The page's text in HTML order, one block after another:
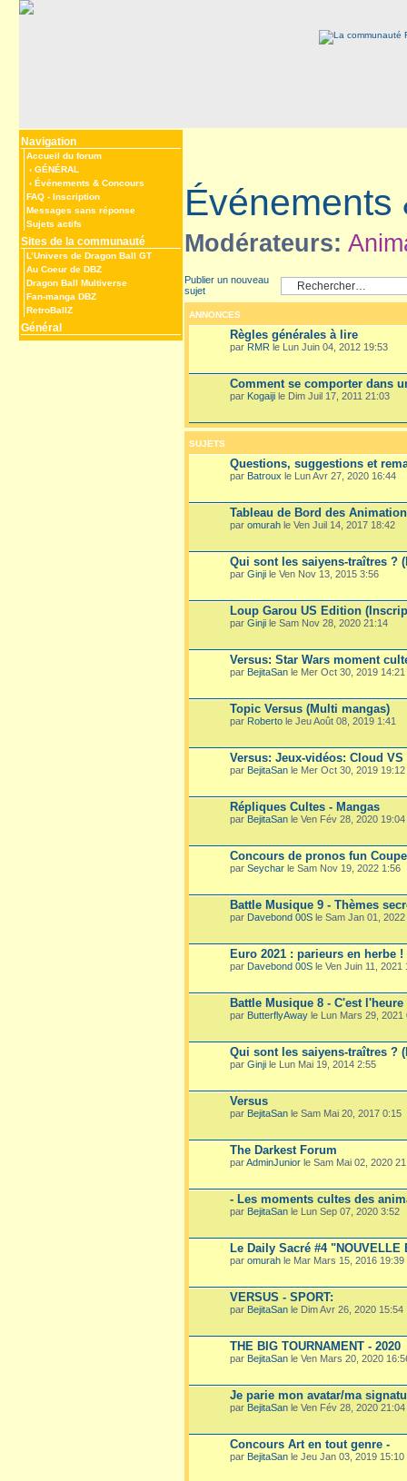
Navigation
Accueil du forum
‹ GÉNÉRAL
‹ Événements & Concours
FAQ - Inscription
Messages sans réponse
Sujets actifs
Sites de la communauté
L’Univers de Dragon Ball GT
Au Coeur de DBZ
Dragon Ball Multiverse
Fan-manga DBZ
RetroBallZ
Général
Événements
Modérateurs:
Publier un nouveau
sujet
ANNONCES
Règles générales à lire
par RMR le Lun Juin 04, 2012 19:53
Comment se comporter dans
par Kogaiji le Dim Juil 17, 2011 21:03
SUJETS
Questions, suggestions et
par Batroux le Lun Avr 27, 2020 16:44
Tableau de Bord des
par omurah le Ven Juil 14, 2017 18:42
Qui sont les saiyens-traîtres ?
par Ginji le Ven Nov 13, 2015 3:56
Loup Garou US Edition
par Ginji le Sam Nov 28, 2020 21:14
Versus: Star Wars moment
par BejitaSan le Mer Oct 30, 2019 14:21
Topic Versus (Multi mangas)
par Roberto le Jeu Août 08, 2019 1:41
Versus: Jeux-vidéos: Cloud
par BejitaSan le Mer Oct 30, 2019 19:12
Répliques Cultes - Mangas
par BejitaSan le Ven Fév 28, 2020 19:04
Concours de pronos fun
par Seychar le Sam Nov 19, 2022 1:56
Battle Musique 9 - Thèmes
par Davebond 00S le Sam Jan 01,
Euro 2021 : parieurs en herbe !
par Davebond 00S le Ven Juin 11, 2021
Battle Musique 8 - C'est
par ButterflyAway le Lun Mars 29, 2021
Qui sont les saiyens-traîtres ?
par Ginji le Lun Mai 19, 2014 2:55
Versus
par BejitaSan le Sam Mai 20, 2017 0:15
The Darkest Forum
parAdminJunior le Sam Mai 02, 2020
- Les moments cultes des
par BejitaSan le Lun Sep 07, 2020 3:52
Le Daily Sacré #4 "NOUVELLE
par omurah le Mar Mars 15, 2016 19:39
VERSUS - SPORT:
par BejitaSan le Dim Avr 26, 2020 15:54
THE BIG TOURNAMENT - 2020
par BejitaSan le Ven Mars 20, 2020
Je parie mon avatar/ma
par BejitaSan le Ven Fév 28, 2020 21:04
Concours Art en tout genre -
par BejitaSan le Jeu Jan 03, 2019 15:10